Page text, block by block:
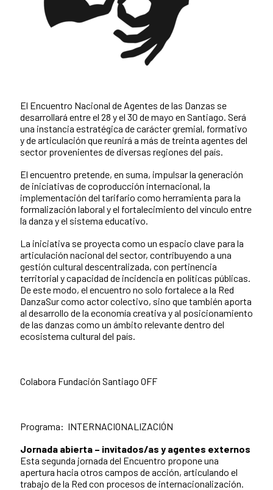
El Encuentro Nacional de Agentes de las Danzas se
desarrollará entre el 28 y el 30 de mayo en Santiago. Será
una instancia estratégica de carácter gremial, formativo
y de articulación que reunirá a más de treinta agentes del
sector provenientes de diversas regiones del país.
El encuentro pretende, en suma, impulsar la generación
de iniciativas de coproducción internacional, la
implementación del tarifario como herramienta para la
formalización laboral y el fortalecimiento del vínculo entre
la danza y el sistema educativo.
La iniciativa se proyecta como un espacio clave para la
articulación nacional del sector, contribuyendo a una
gestión cultural descentralizada, con pertinencia
territorial y capacidad de incidencia en políticas públicas.
De este modo, el encuentro no solo fortalece a la Red
DanzaSur como actor colectivo, sino que también aporta
al desarrollo de la economía creativa y al posicionamiento
de las danzas como un ámbito relevante dentro del
ecosistema cultural del país.
Colabora Fundación Santiago OFF
Programa: INTERNACIONALIZACIÓN
Jornada abierta – invitados/as y agentes externos
Esta segunda jornada del Encuentro propone una
apertura hacia otros campos de acción, articulando el
trabajo de la Red con procesos de internacionalización.